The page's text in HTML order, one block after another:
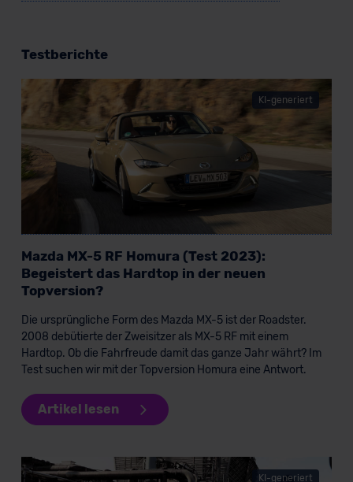
Testberichte
KI-generiert
Mazda MX-5 RF Homura (Test 2023):
Begeistert das Hardtop in der neuen
Topversion?
Die ursprüngliche Form des Mazda MX-5 ist der Roadster.
2008 debütierte der Zweisitzer als MX-5 RF mit einem
Hardtop. Ob die Fahrfreude damit das ganze Jahr währt? Im
Test suchen wir mit der Topversion Homura eine Antwort.
Artikel lesen
KI-generiert